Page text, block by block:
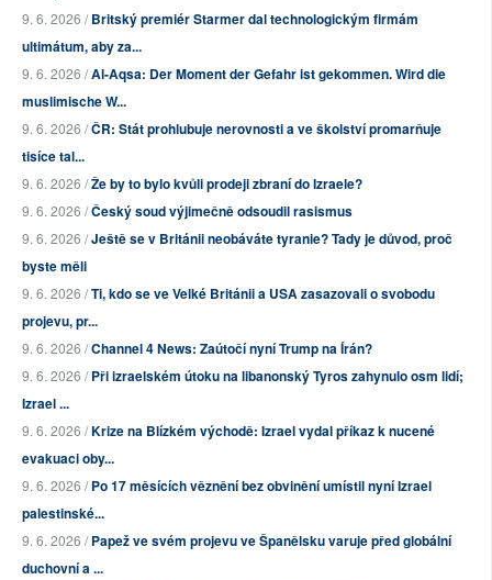
9. 6. 2026 /Britský premiér Starmer dal technologickým firmám
ultimátum, aby za...
9. 6. 2026 /Al-Aqsa: Der Moment der Gefahr ist gekommen. Wird die
muslimische W...
9. 6. 2026 /ČR: Stát prohlubuje nerovnosti a ve školství promarňuje
tisíce tal...
9. 6. 2026 /Že by to bylo kvůli prodeji zbraní do Izraele?
9. 6. 2026 /Český soud výjimečně odsoudil rasismus
9. 6. 2026 /Ještě se v Británii neobáváte tyranie? Tady je důvod, proč
byste měli
9. 6. 2026 /Ti, kdo se ve Velké Británii a USA zasazovali o svobodu
projevu, pr...
9. 6. 2026 /Channel 4 News: Zaútočí nyní Trump na Írán?
9. 6. 2026 /Při izraelském útoku na libanonský Tyros zahynulo osm lidí;
Izrael ...
9. 6. 2026 /Krize na Blízkém východě: Izrael vydal příkaz k nucené
evakuaci oby...
9. 6. 2026 /Po 17 měsících věznění bez obvinění umístil nyní Izrael
palestinské...
9. 6. 2026 /Papež ve svém projevu ve Španělsku varuje před globální
duchovní a ...